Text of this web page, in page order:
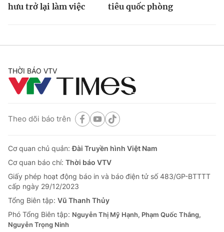
hưu trở lại làm việc
tiêu quốc phòng
THỜI BÁO VTV
Theo dõi báo trên
Cơ quan chủ quản:Đài Truyền hình Việt Nam
Cơ quan báo chí: Thời báo VTV
Giấy phép hoạt động báo in và báo điện tử số 483/GP-BTTTT
cấp ngày 29/12/2023
Tổng Biên tập: Vũ Thanh Thủy
Phó Tổng Biên tập: Nguyễn Thị Mỹ Hạnh, Phạm Quốc Thắng,
Nguyễn Trọng Ninh